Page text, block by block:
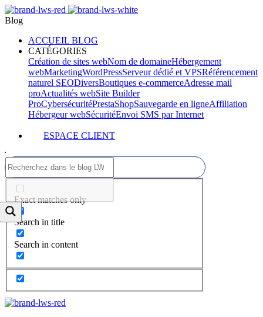
Blog
ACCUEIL BLOG
CATÉGORIES
Création de sites webNom de domaineHébergement
webMarketingWordPressServeur dédié et VPSRéférencement
naturel SEODiversBoutiques e-commerceAdresse mail
proActualités webSite Builder
ProCybersécuritéPrestaShopSauvegarde en ligneAffiliation
Hébergeur webSécuritéEnvoi SMS par Internet
ESPACE CLIENT
Exact matches only
Search in title
Search in content